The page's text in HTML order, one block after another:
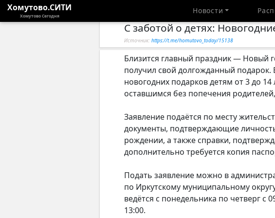
Хомутово.СИТИ
Хомутово Сегодня
Новости
С заботой о детях:
Источник: https://t.me/homutovo_today/15138
Близится главный праздник — Новый
получил свой долгожданный
новогодних подарков детям от 3 до
оставшимся без попечения
Заявление подаётся по месту
документы, подтверждающие
рождении, а также справки,
дополнительно требуется копия
Подать заявление можно в
по Иркутскому муниципальному
ведётся с понедельника по четверг с
13:00.